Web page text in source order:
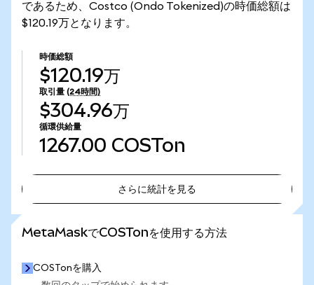
であるため、Costco (Ondo Tokenized)の時価総額は
$120.19万となります。
時価総額
$120.19万
取引量 (24時間)
$304.96万
循環供給量
1267.00 COSTon
さらに統計を見る
MetaMaskでCOSTonを使用する方法
COSTonを購入